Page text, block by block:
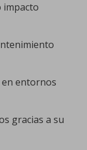
impacto
entornos
gracias a su